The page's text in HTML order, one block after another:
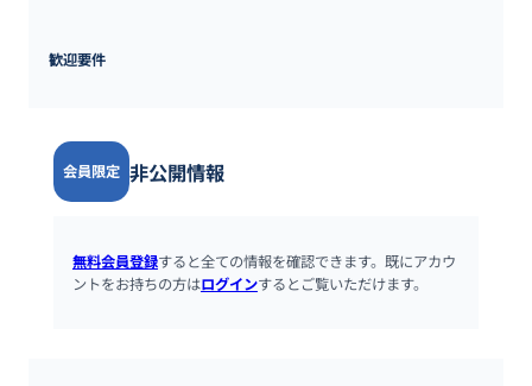
歓迎要件
会員限定 非公開情報
無料会員登録すると全ての情報を確認できます。既にアカウ
ントをお持ちの方はログインするとご覧いただけます。